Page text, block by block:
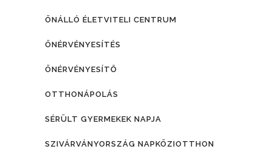
ÖNÁLLÓ ÉLETVITELI CENTRUM
ÖNÉRVÉNYESÍTÉS
ÖNÉRVÉNYESÍTŐ
OTTHONÁPOLÁS
SÉRÜLT GYERMEKEK NAPJA
SZIVÁRVÁNYORSZÁG NAPKÖZIOTTHON